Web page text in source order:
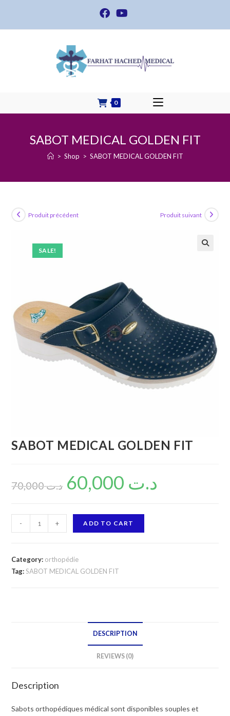
content
0
SABOT MEDICAL GOLDEN FIT
> Shop > SABOT MEDICAL GOLDEN FIT
SALE!
Produit précédent Produit suivant
SABOT MEDICAL GOLDEN FIT
د.ت70,000 د.ت
MEDICAL
FIT
quantity
- + ADD TO CART
Category: orthopédie
Tag:SABOT MEDICAL GOLDEN FIT
DESCRIPTION
REVIEWS (0)
Description
Sabots orthopédiques médical sont disponibles souples et